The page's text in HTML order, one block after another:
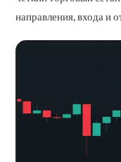
направления, входа и